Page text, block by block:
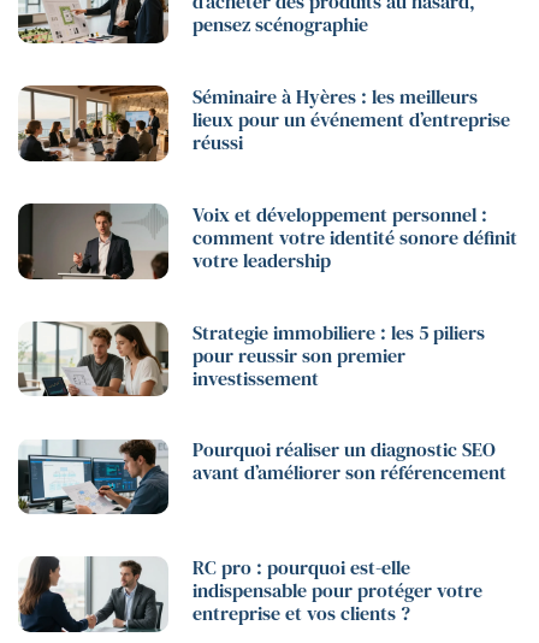
pensez scénographie
Séminaire à Hyères : les meilleurs
lieux pour un événement d’entreprise
réussi
Voix et développement personnel :
comment votre identité sonore définit
votre leadership
Strategie immobiliere : les 5 piliers
pour reussir son premier
investissement
Pourquoi réaliser un diagnostic SEO
avant d’améliorer son référencement
RC pro : pourquoi est-elle
indispensable pour protéger votre
entreprise et vos clients ?